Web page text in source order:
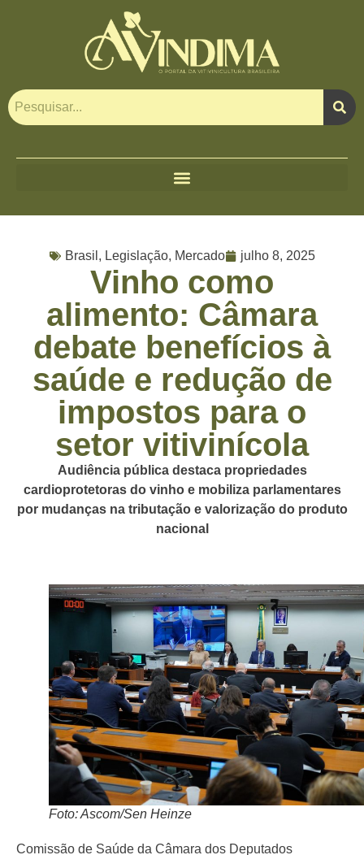
Brasil , Legislação, Mercado julho 8, 2025
Vinho como
alimento: Câmara
debate benefícios à
saúde e redução de
impostos para o
setor vitivinícola
Audiência pública destaca propriedades
cardioprotetoras do vinho e mobiliza parlamentares
por mudanças na tributação e valorização do produto
nacional
Foto: Ascom/Sen Heinze
Comissão de Saúde da Câmara dos Deputados